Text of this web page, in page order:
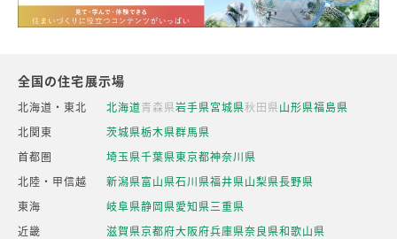
全国の住宅展示場
北海道・東北 北海道青森県岩手県宮城県秋田県山形県福島県
北関東
茨城県栃木県群馬県
首都圏
埼玉県千葉県東京都神奈川県
北陸・甲信越
新潟県富山県石川県福井県山梨県長野県
東海
岐阜県静岡県愛知県三重県
近畿
滋賀県京都府大阪府兵庫県奈良県和歌山県